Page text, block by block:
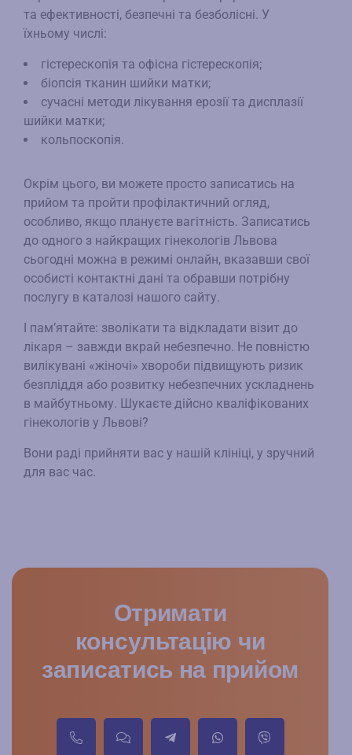
та ефективності, безпечні та безболісні. У
їхньому числі:
гістерескопія та офісна гістерескопія;
біопсія тканин шийки матки;
сучасні методи лікування ерозії та дисплазії
шийки матки;
кольпоскопія.
Окрім цього, ви можете просто записатись на
прийом та пройти профілактичний огляд,
особливо, якщо плануєте вагітність. Записатись
до одного з найкращих гінекологів Львова
сьогодні можна в режимі онлайн, вказавши свої
особисті контактні дані та обравши потрібну
послугу в каталозі нашого сайту.
І пам’ятайте: зволікати та відкладати візит до
лікаря – завжди вкрай небезпечно. Не повністю
вилікувані «жіночі» хвороби підвищують ризик
безпліддя або розвитку небезпечних ускладнень
в майбутньому. Шукаєте дійсно кваліфікованих
гінекологів у Львові?
Вони раді прийняти вас у нашій клініці, у зручний
для вас час.
Отримати
консультацію чи
записатись на прийом